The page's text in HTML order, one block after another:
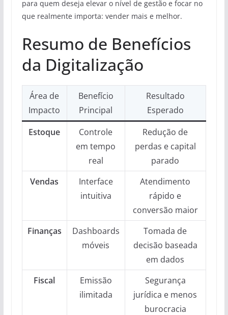
para quem deseja elevar o nível de gestão e focar no
que realmente importa: vender mais e melhor.
Resumo de Benefícios
da Digitalização
Área de
Impacto
Benefício
Principal
Resultado
Esperado
Estoque
Controle
em tempo
real
Redução de
perdas e capital
parado
Vendas
Interface
intuitiva
Atendimento
rápido e
conversão maior
Finanças
Dashboards
móveis
Tomada de
decisão baseada
em dados
Fiscal
Emissão
ilimitada
Segurança
jurídica e menos
burocracia